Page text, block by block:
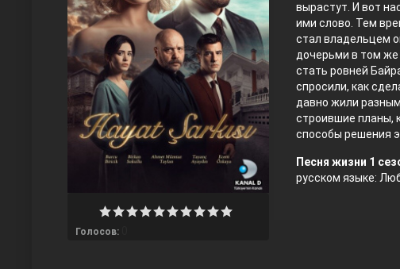
Правосyдие
вырастут. И вот
ими слово. Тем
стал владельцем
дочерьми в том же
стать ровней
спросили, как
давно жили
строившие планы,
способы решения
Песня жизни 1
русском языке:
Голосов: